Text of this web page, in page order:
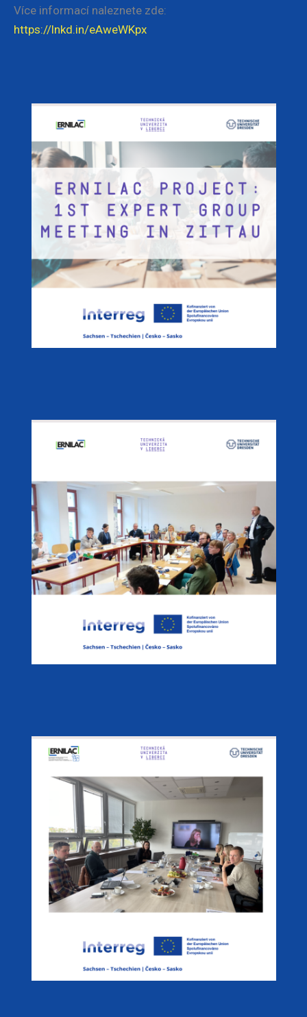
Více informací naleznete zde:
https://lnkd.in/eAweWKpx